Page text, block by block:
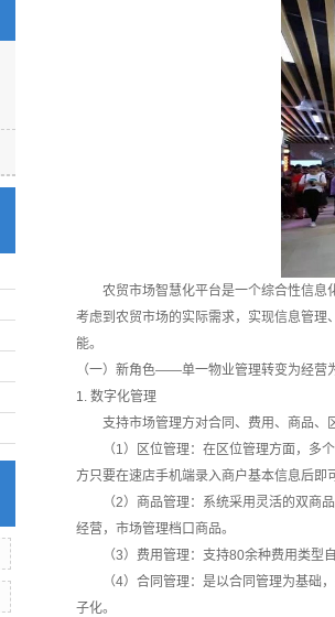
农贸市场智慧化平台是一个综合性信息化
考虑到农贸市场的实际需求，实现信息管
能。
（一）新角色——单一物业管理转变为经营
1. 数字化管理
支持市场管理方对合同、费用、商品、区
（1）区位管理：在区位管理方面，多个
方只要在速店手机端录入商户基本信息后即
（2）商品管理：系统采用灵活的双商品
经营，市场管理档口商品。
（3）费用管理：支持80余种费用类型自
（4）合同管理：是以合同管理为基础，
子化。